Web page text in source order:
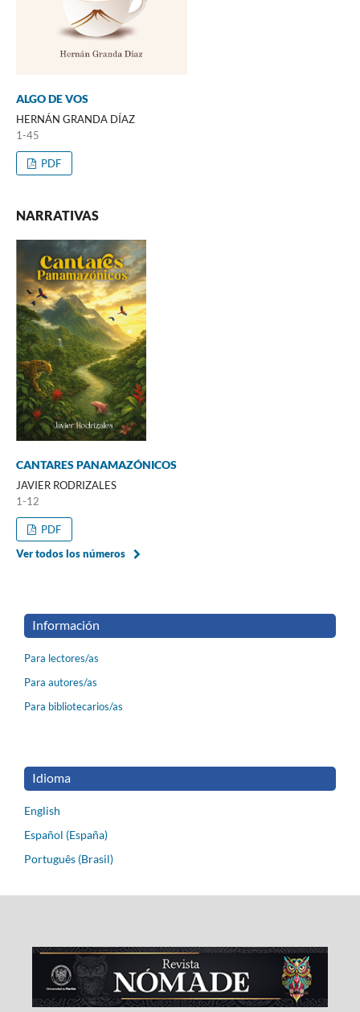
ALGO DE VOS
HERNÁN GRANDA DÍAZ
1-45
PDF
NARRATIVAS
CANTARES PANAMAZÓNICOS
JAVIER RODRIZALES
1-12
PDF
Ver todos los números
Información
Para lectores/as
Para autores/as
Para bibliotecarios/as
Idioma
English
Español (España)
Português (Brasil)